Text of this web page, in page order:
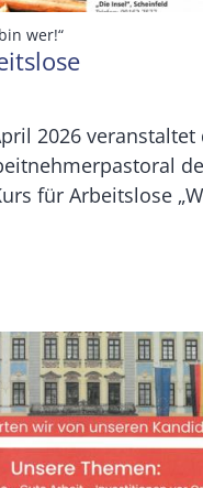
wer!“:
2026 veranstaltet
für Arbeitslose